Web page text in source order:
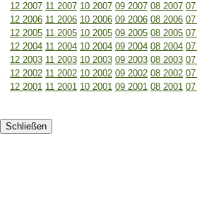
12 2007 11 2007 10 2007 09 2007 08 2007
12 2006 11 2006 10 2006 09 2006 08 2006
12 2005 11 2005 10 2005 09 2005 08 2005
12 2004 11 2004 10 2004 09 2004 08 2004
12 2003 11 2003 10 2003 09 2003 08 2003
12 2002 11 2002 10 2002 09 2002 08 2002
12 2001 11 2001 10 2001 09 2001 08 2001